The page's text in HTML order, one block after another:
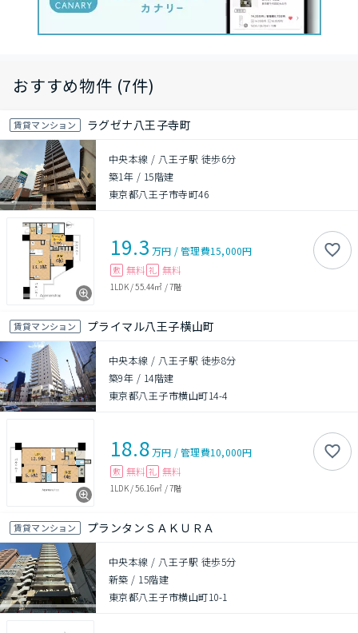
おすすめ物件 (7件)
賃貸マンション ラグゼナ八王子寺町
中央本線 / 八王子駅 徒歩6分
築1年 / 15階建
東京都八王子市寺町46
19.3 万円 /管理費15,000円
敷 無料 礼 無料
1LDK/55.44㎡ /7階
賃貸マンション プライマル八王子横山町
中央本線 / 八王子駅 徒歩8分
築9年 / 14階建
東京都八王子市横山町14-4
18.8万円 /管理費10,000円
敷 無料 礼 無料
1LDK/56.16㎡ /7階
賃貸マンション プランタンＳＡＫＵＲＡ
中央本線 / 八王子駅 徒歩5分
新築 / 15階建
東京都八王子市横山町10-1